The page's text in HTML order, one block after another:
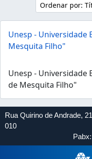
Ordenar por:
Unesp - Universidade
Mesquita Filho"
Unesp - Universidade
de Mesquita Filho"
Rua Quirino de Andrade,
010